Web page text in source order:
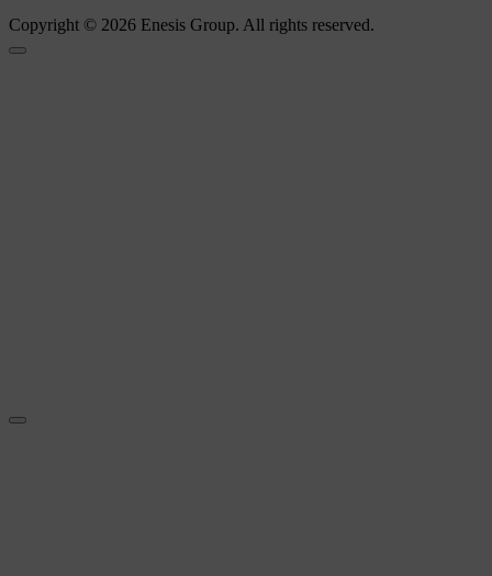
Copyright © 2026 Enesis Group. All rights reserved.